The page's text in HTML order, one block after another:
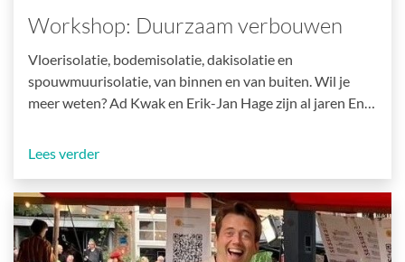
Workshop: Duurzaam verbouwen
Vloerisolatie, bodemisolatie, dakisolatie en
spouwmuurisolatie, van binnen en van buiten. Wil je
meer weten? Ad Kwak en Erik-Jan Hage zijn al jaren En…
Lees verder